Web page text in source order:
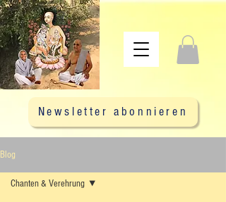
Newsletter abonnieren
Blog
Chanten & Verehrung